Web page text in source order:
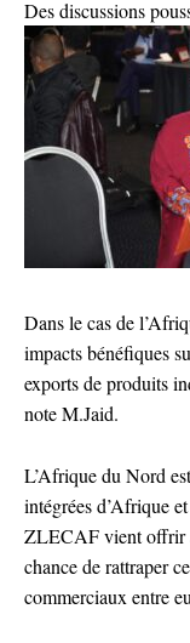
Des discussions
Dans le cas de
impacts bénéfiques
exports de produits
note M.Jaid.
L’Afrique du Nord
intégrées d’Afrique
ZLECAF vient offrir
chance de rattraper
commerciaux entre